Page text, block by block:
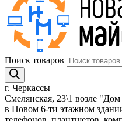
Поиск товаров
г. Черкассы
Смелянская, 23\1 возле
в Новом 6-ти этажном